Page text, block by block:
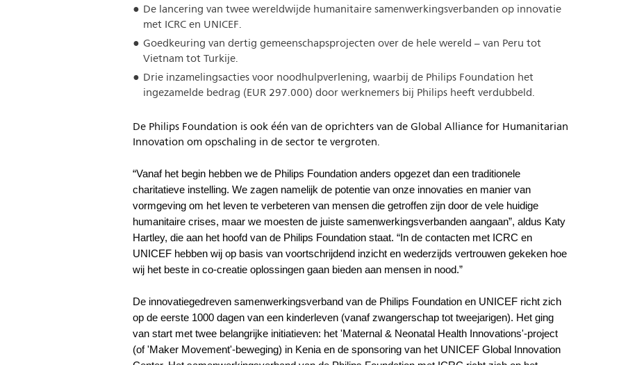
De lancering van twee wereldwijde humanitaire samenwerkingsverbanden op innovatie
met ICRC en UNICEF.
Goedkeuring van dertig gemeenschapsprojecten over de hele wereld – van Peru tot
Vietnam tot Turkije.
Drie inzamelingsacties voor noodhulpverlening, waarbij de Philips Foundation het
ingezamelde bedrag (EUR 297.000) door werknemers bij Philips heeft verdubbeld.
De Philips Foundation is ook één van de oprichters van de Global Alliance for Humanitarian
Innovation om opschaling in de sector te vergroten.
“Vanaf het begin hebben we de Philips Foundation anders opgezet dan een traditionele
charitatieve instelling. We zagen namelijk de potentie van onze innovaties en manier van
vormgeving om het leven te verbeteren van mensen die getroffen zijn door de vele huidige
humanitaire crises, maar we moesten de juiste samenwerkingsverbanden aangaan”, aldus Katy
Hartley, die aan het hoofd van de Philips Foundation staat. “In de contacten met ICRC en
UNICEF hebben wij op basis van voortschrijdend inzicht en wederzijds vertrouwen gekeken hoe
wij het beste in co-creatie oplossingen gaan bieden aan mensen in nood.”
De innovatiegedreven samenwerkingsverband van de Philips Foundation en UNICEF richt zich
op de eerste 1000 dagen van een kinderleven (vanaf zwangerschap tot tweejarigen). Het ging
van start met twee belangrijke initiatieven: het 'Maternal & Neonatal Health Innovations'-project
(of 'Maker Movement'-beweging) in Kenia en de sponsoring van het UNICEF Global Innovation